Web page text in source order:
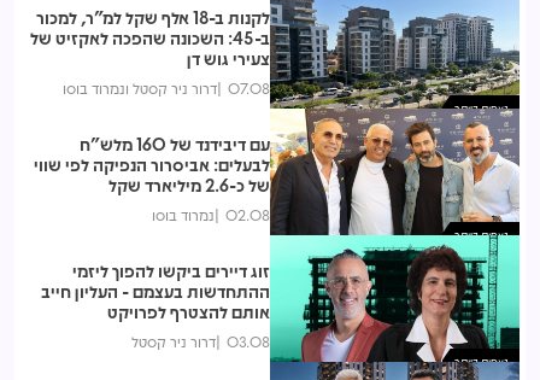
נצפות ביותר
לקנות ב-18 אלף שקל למ"ר, למכור
ב-45: השכונה שהפכה לאקזיט של
צעירי גוש דן
07.08 דרור ניר קסטל ונמרוד בוסו
נצפות ביותר
עם דיבידנד של 160 מלש"ח
לבעלים: אביסרור הנפיקה לפי שווי
של כ-2.6 מיליארד שקל
02.08 נמרוד בוסו
נצפות ביותר
זוג דיירים ביקשו להפוך ליזמי
ההתחדשות בעצמם - העליון חייב
אותם להצטרף לפרויקט
03.08 דרור ניר קסטל